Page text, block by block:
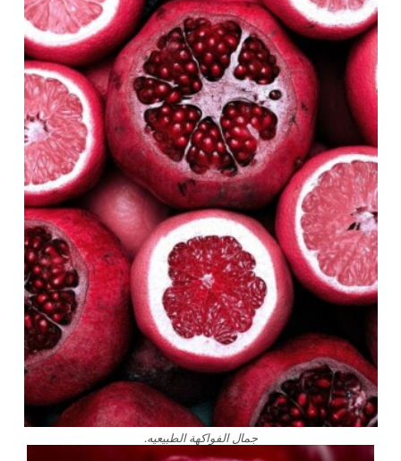
جمال الفواكهة الطبيعيه.